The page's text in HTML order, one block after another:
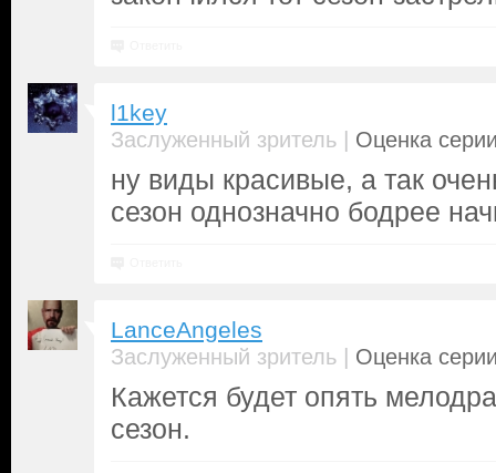
l1key
Заслуженный зритель | Оценка
ну виды красивые, а так
сезон однозначно бодрее
LanceAngeles
Заслуженный зритель | Оценка
Кажется будет опять
сезон.